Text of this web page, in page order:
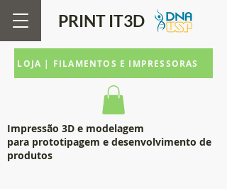
PRINT IT3D
LOJA | FILAMENTOS E IMPRESSORAS
Impressão 3D e modelagem
para prototipagem e desenvolvimento de
produtos